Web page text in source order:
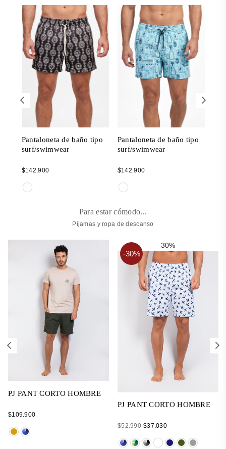
Pantaloneta de baño tipo
surf/swimwear
Regular
$142.900
Pantaloneta de baño tipo
surf/swimwear
Regular
$142.900
Para estar cómodo...
Pijamas y ropa de descanso
PJ PANT CORTO HOMBRE
Regular
$109.900
30%
-30%
PJ PANT CORTO HOMBRE
Regular
$52.990 $37.030